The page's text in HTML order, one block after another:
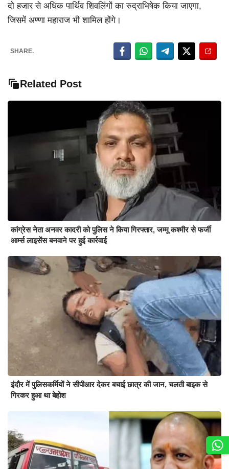
दो हजार से अधिक पार्थिव शिवलिंगों का रुद्राभिषेक किया जाएगा,
जिसमें अण्णा महाराज भी शामिल होंगे।
SHARE.
Related Post
कांग्रेस नेता अनवर कादरी को पुलिस ने किया गिरफ्तार, जम्मू कश्मीर से फर्जी
आर्म्स लाइसेंस बनवाने पर हुई कार्रवाई
इंदौर में पुलिसकर्मियों ने सीपीआर देकर बचाई छात्र की जान, चलती बाइक से
गिरकर हुआ था बेहोश